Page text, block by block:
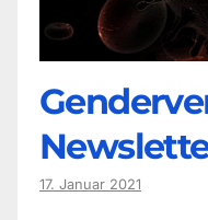
17. Januar 2021